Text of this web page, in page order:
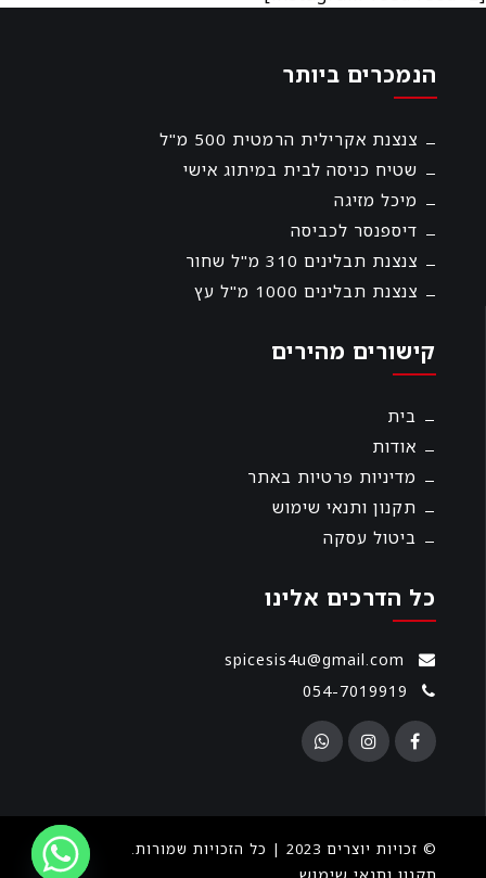
הנמכרים ביותר
צנצנת אקרילית הרמטית 500 מ"ל
שטיח כניסה לבית במיתוג אישי
מיכל מזיגה
דיספנסר לכביסה
צנצנת תבלינים 310 מ"ל שחור
צנצנת תבלינים 1000 מ"ל עץ
קישורים מהירים
בית
אודות
מדיניות פרטיות באתר
תקנון ותנאי שימוש
ביטול עסקה
כל הדרכים אלינו
spicesis4u@gmail.com
054-7019919
© זכויות יוצרים 2023 | כל הזכויות שמורות.